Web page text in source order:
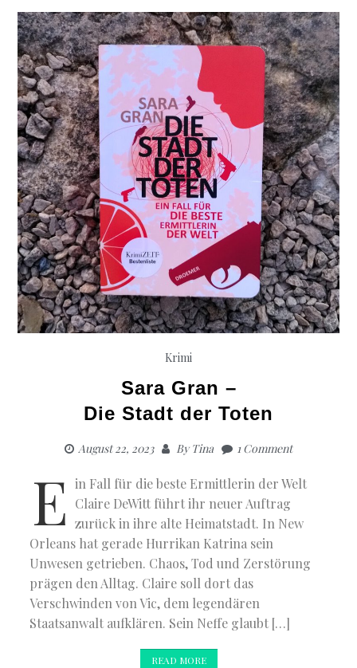
–
Tod
eines
Krimi
Sara Gran –
Die Stadt der Toten
August 22, 2023 ByTina 1 Comment
E in Fall für die beste Ermittlerin der Welt
Claire DeWitt führt ihr neuer Auftrag
zurück in ihre alte Heimatstadt. In New
Orleans hat gerade Hurrikan Katrina sein
Unwesen getrieben. Chaos, Tod und Zerstörung
prägen den Alltag. Claire soll dort das
Verschwinden von Vic, dem legendären
Staatsanwalt aufklären. Sein Neffe glaubt […]
READ MORE